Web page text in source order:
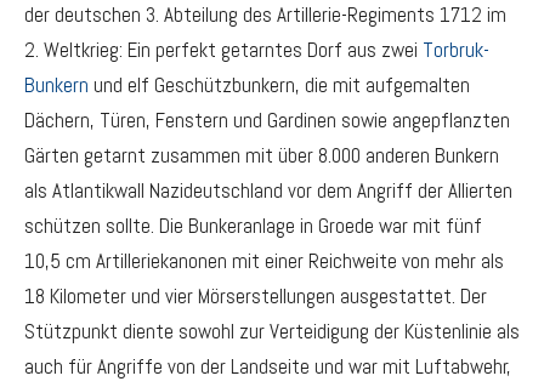
der deutschen 3. Abteilung des Artillerie-Regiments 1712 im
2. Weltkrieg: Ein perfekt getarntes Dorf aus zwei Torbruk-
Bunkern und elf Geschützbunkern, die mit aufgemalten
Dächern, Türen, Fenstern und Gardinen sowie angepflanzten
Gärten getarnt zusammen mit über 8.000 anderen Bunkern
als Atlantikwall Nazideutschland vor dem Angriff der Allierten
schützen sollte. Die Bunkeranlage in Groede war mit fünf
10,5 cm Artilleriekanonen mit einer Reichweite von mehr als
18 Kilometer und vier Mörserstellungen ausgestattet. Der
Stützpunkt diente sowohl zur Verteidigung der Küstenlinie als
auch für Angriffe von der Landseite und war mit Luftabwehr,